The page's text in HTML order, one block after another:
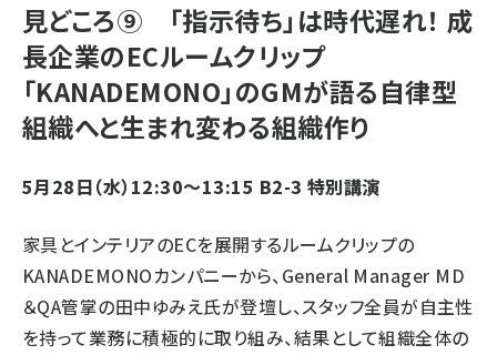
見どころ⑨ 「指示待ち」は時代遅れ！ 成
長企業のECルームクリップ
「KANADEMONO」のGMが語る自律型
組織へと生まれ変わる組織作り
5月28日（水）12:30～13:15 B2-3 特別講演
家具とインテリアのECを展開するルームクリップの
KANADEMONOカンパニーから、General Manager MD
＆QA管掌の田中ゆみえ氏が登壇し、スタッフ全員が自主性
を持って業務に積極的に取り組み、結果として組織全体の